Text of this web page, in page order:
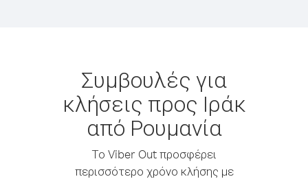
Συμβουλές για
κλήσεις προς Ιράκ
από Ρουμανία
Το Viber Out προσφέρει
περισσότερο χρόνο κλήσης με